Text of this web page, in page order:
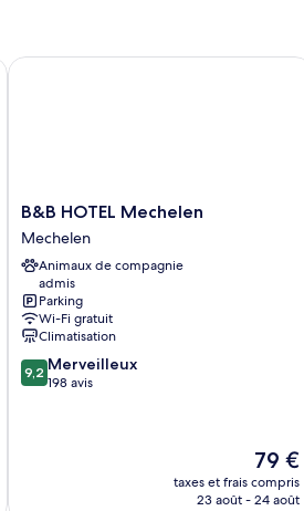
B&B
HOTEL
Mechelen
Mechelen
B&B HOTEL Mechelen
Mechelen
Animaux de compagnie
admis
Parking
Wi-Fi gratuit
Climatisation
9.2
sur
9,2 Merveilleux
198 avis
Le
nouveau
prix
79 €
taxes et frais compris
23 août - 24 août
B&B HOTEL Mechelen